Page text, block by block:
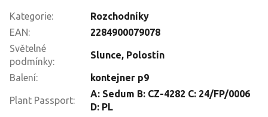
Kategorie:
Rozchodníky
EAN:
2284900079078
Světelné
podmínky:
Slunce, Polostín
Balení: kontejner p9
Plant Passport:
A: Sedum B: CZ-4282 C: 24/FP/0006
D: PL